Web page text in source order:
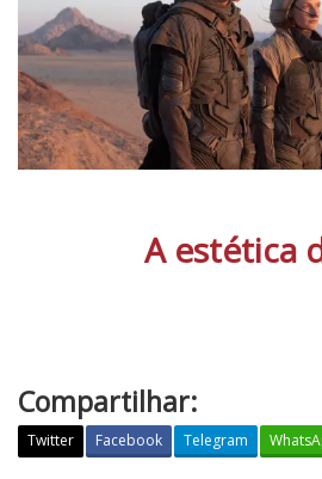
A estética
Compartilhar:
Twitter Facebook Telegram